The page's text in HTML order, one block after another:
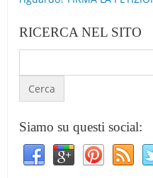
RICERCA NEL SITO
Siamo su questi social: